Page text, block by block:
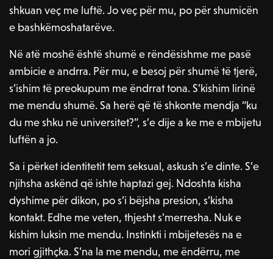
shkuan veç me luftë. Jo veç për mu, po për shumicën
e bashkëmoshatarëve.
Në atë moshë është shumë e rëndësishme me pasë
ambicie e andrra. Për mu, e besoj për shumë të tjerë,
s’ishim të preokupum me ëndrrat tona. S’kishim lirinë
me mendu shumë. Sa herë që të shkonte mendja “ku
du me shku në universitet?”, s’e dije a ke me e mbijetu
luftën a jo.
Sa i përket identitetit tem seksual, askush s’e dinte. S’e
njihsha askënd që ishte haptazi gej. Ndoshta kisha
dyshime për dikon, po s’i bëjsha presion, s’kisha
kontakt. Edhe me veten, thjesht s’merresha. Nuk e
kishim luksin me mendu. Instinkti i mbijetesës na e
mori gjithçka. S’na la me mendu, me ëndërru, me